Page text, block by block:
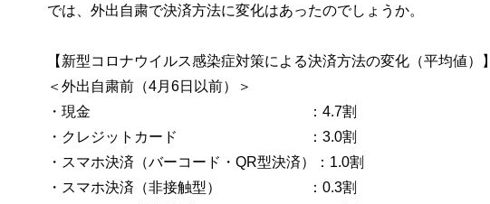
では、外出自粛で決済方法に変化はあったのでしょうか。
【新型コロナウイルス感染症対策による決済方法の変化（平均値）】
＜外出自粛前（4月6日以前）＞
・現金 ：4.7割
・クレジットカード ：3.0割
・スマホ決済（バーコード・QR型決済）：1.0割
・スマホ決済（非接触型） ：0.3割